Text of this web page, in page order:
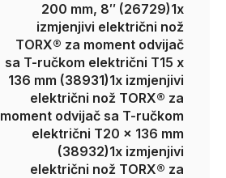
200 mm, 8″ (26729)1x
izmjenjivi električni nož
TORX® za moment odvijač
sa T-ručkom električni T15 x
136 mm (38931)1x izmjenjivi
električni nož TORX® za
moment odvijač sa T-ručkom
električni T20 x 136 mm
(38932)1x izmjenjivi
električni nož TORX® za